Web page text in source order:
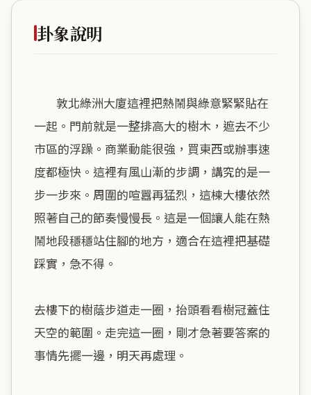
卦象說明
一起。門前就是一整排高大的樹木，遮去不少
市區的浮躁。商業動能很強，買東西或辦事速
度都極快。這裡有風山漸的步調，講究的是一
步一步來。周圍的喧囂再猛烈，這棟大樓依然
照著自己的節奏慢慢長。這是一個讓人能在熱
鬧地段穩穩站住腳的地方，適合在這裡把基礎
踩實，急不得。
去樓下的樹蔭步道走一圈，抬頭看看樹冠蓋住
天空的範圍。走完這一圈，剛才急著要答案的
事情先擺一邊，明天再處理。